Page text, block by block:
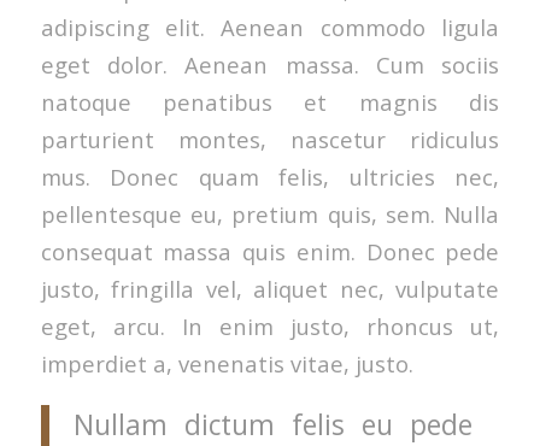
adipiscing elit. Aenean commodo ligula
eget dolor. Aenean massa. Cum sociis
natoque penatibus et magnis dis
parturient montes, nascetur ridiculus
mus. Donec quam felis, ultricies nec,
pellentesque eu, pretium quis, sem. Nulla
consequat massa quis enim. Donec pede
justo, fringilla vel, aliquet nec, vulputate
eget, arcu. In enim justo, rhoncus ut,
imperdiet a, venenatis vitae, justo.
Nullam dictum felis eu pede